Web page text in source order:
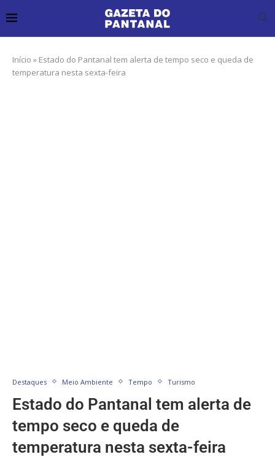
Início » Estado do Pantanal tem alerta de tempo seco e queda de
temperatura nesta sexta-feira
Destaques Meio Ambiente Tempo Turismo
Estado do Pantanal tem alerta de
tempo seco e queda de
temperatura nesta sexta-feira